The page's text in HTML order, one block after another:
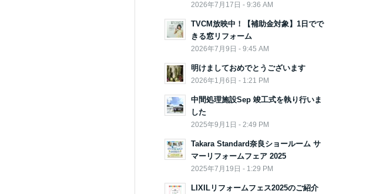
2026年7月17日 - 9:36 AM
TVCM放映中！【補助金対象】1日でで
きる窓リフォーム
2026年7月9日 - 9:45 AM
明けましておめでとうございます
2026年1月6日 - 1:21 PM
中間処理施設Sep 竣工式を執り行いま
した
2025年9月1日 - 2:49 PM
Takara Standard奈良ショールーム サ
マーリフォームフェア 2025
2025年7月19日 - 1:29 PM
LIXILリフォームフェス2025のご紹介